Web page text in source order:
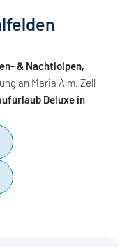
& Nachtloipen,
an Maria Alm, Zell
Deluxe in